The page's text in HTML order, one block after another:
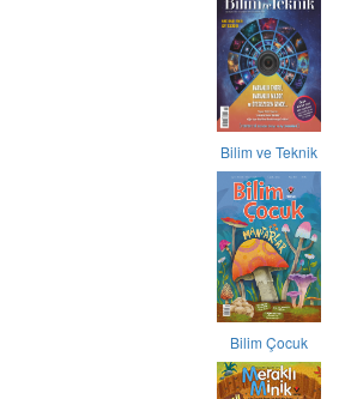
Bilim ve Teknik
Bilim Çocuk